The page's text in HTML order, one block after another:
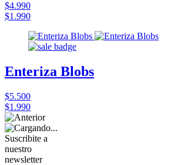
$4.990
$1.990
Enteriza Blobs
$5.500
$1.990
Suscribite a
nuestro
newsletter